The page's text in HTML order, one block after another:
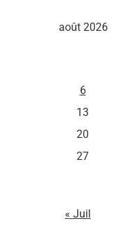
août 2026
6
13
20
27
« Juil